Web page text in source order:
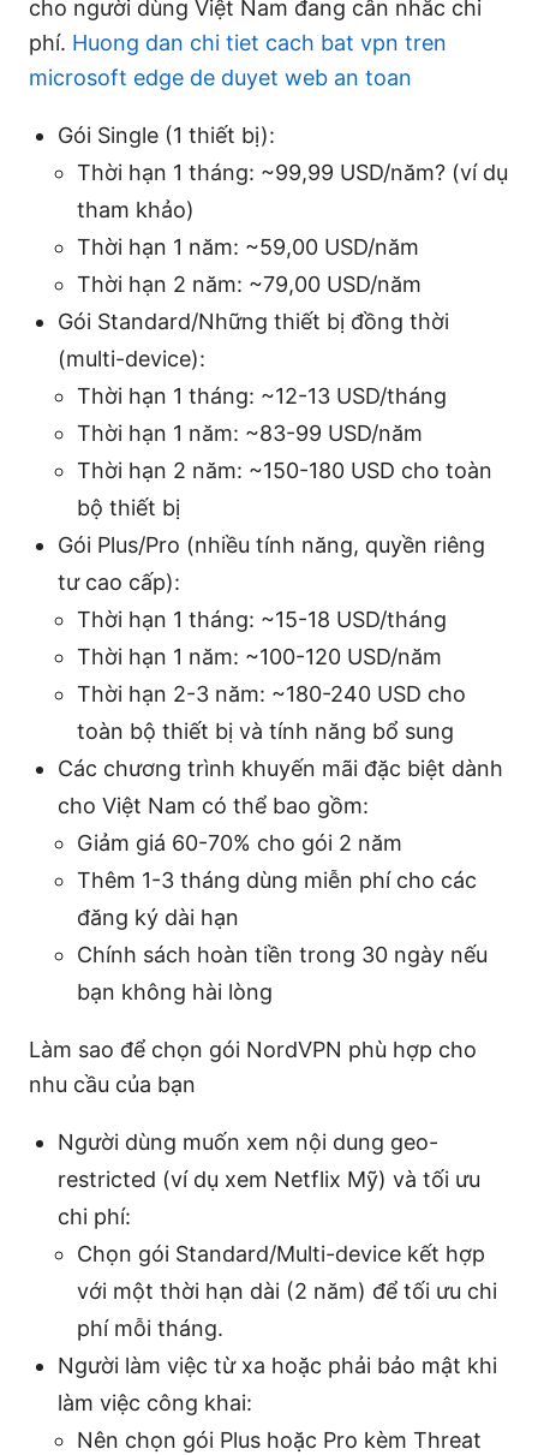
cho người dùng Việt Nam đang cân nhắc chi
phí. Huong dan chi tiet cach bat vpn tren
microsoft edge de duyet web an toan
Gói Single (1 thiết bị):
Thời hạn 1 tháng: ~99,99 USD/năm? (ví dụ
tham khảo)
Thời hạn 1 năm: ~59,00 USD/năm
Thời hạn 2 năm: ~79,00 USD/năm
Gói Standard/Những thiết bị đồng thời
(multi-device):
Thời hạn 1 tháng: ~12-13 USD/tháng
Thời hạn 1 năm: ~83-99 USD/năm
Thời hạn 2 năm: ~150-180 USD cho toàn
bộ thiết bị
Gói Plus/Pro (nhiều tính năng, quyền riêng
tư cao cấp):
Thời hạn 1 tháng: ~15-18 USD/tháng
Thời hạn 1 năm: ~100-120 USD/năm
Thời hạn 2-3 năm: ~180-240 USD cho
toàn bộ thiết bị và tính năng bổ sung
Các chương trình khuyến mãi đặc biệt dành
cho Việt Nam có thể bao gồm:
Giảm giá 60-70% cho gói 2 năm
Thêm 1-3 tháng dùng miễn phí cho các
đăng ký dài hạn
Chính sách hoàn tiền trong 30 ngày nếu
bạn không hài lòng
Làm sao để chọn gói NordVPN phù hợp cho
nhu cầu của bạn
Người dùng muốn xem nội dung geo-
restricted (ví dụ xem Netflix Mỹ) và tối ưu
chi phí:
Chọn gói Standard/Multi-device kết hợp
với một thời hạn dài (2 năm) để tối ưu chi
phí mỗi tháng.
Người làm việc từ xa hoặc phải bảo mật khi
làm việc công khai:
Nên chọn gói Plus hoặc Pro kèm Threat